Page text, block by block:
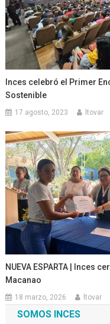
Inces celebró el Primer
Sostenible
17 agosto, 2023 ltovar
NUEVA ESPARTA | Inces
Macanao
18 marzo, 2026 ltovar
SOMOS INCES